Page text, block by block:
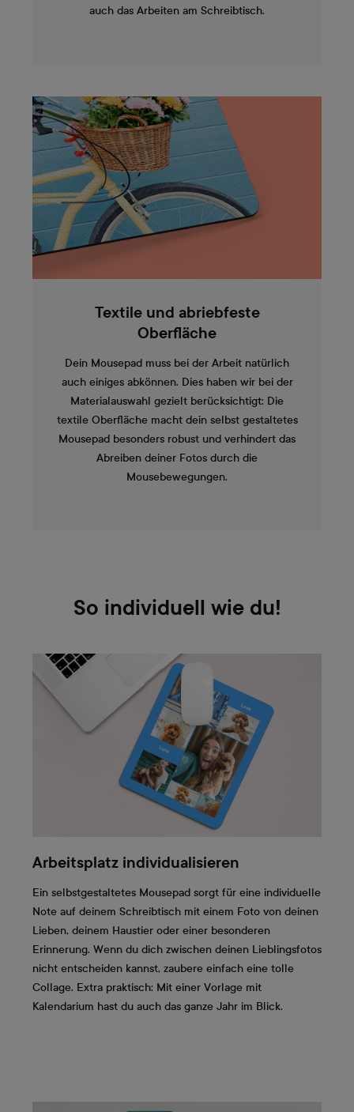
auch das Arbeiten am Schreibtisch.
Textile und abriebfeste
Oberfläche
Dein Mousepad muss bei der Arbeit natürlich
auch einiges abkönnen. Dies haben wir bei der
Materialauswahl gezielt berücksichtigt: Die
textile Oberfläche macht dein selbst gestaltetes
Mousepad besonders robust und verhindert das
Abreiben deiner Fotos durch die
Mousebewegungen.
So individuell wie du!
Arbeitsplatz individualisieren
Ein selbstgestaltetes Mousepad sorgt für eine individuelle
Note auf deinem Schreibtisch mit einem Foto von deinen
Lieben, deinem Haustier oder einer besonderen
Erinnerung. Wenn du dich zwischen deinen Lieblingsfotos
nicht entscheiden kannst, zaubere einfach eine tolle
Collage. Extra praktisch: Mit einer Vorlage mit
Kalendarium hast du auch das ganze Jahr im Blick.